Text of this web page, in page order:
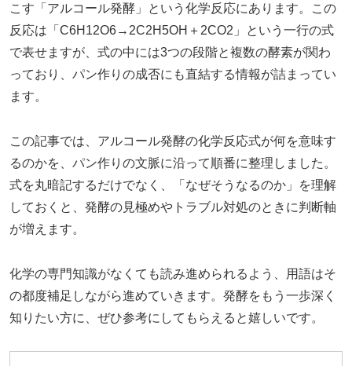
こす「アルコール発酵」という化学反応にあります。この
反応は「C6H12O6→2C2H5OH＋2CO2」という一行の式
で表せますが、式の中には3つの段階と複数の酵素が関わ
っており、パン作りの成否にも直結する情報が詰まってい
ます。
この記事では、アルコール発酵の化学反応式が何を意味す
るのかを、パン作りの文脈に沿って順番に整理しました。
式を丸暗記するだけでなく、「なぜそうなるのか」を理解
しておくと、発酵の見極めやトラブル対処のときに判断軸
が増えます。
化学の専門知識がなくても読み進められるよう、用語はそ
の都度補足しながら進めていきます。発酵をもう一歩深く
知りたい方に、ぜひ参考にしてもらえると嬉しいです。